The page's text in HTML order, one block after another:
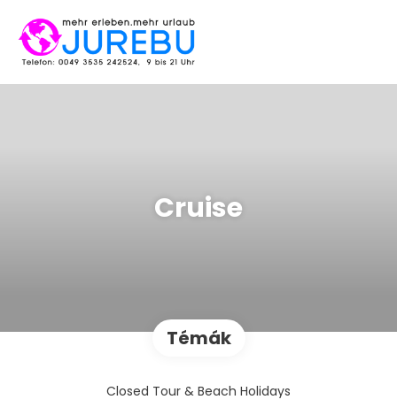
Cruise
Témák
Closed Tour & Beach Holidays